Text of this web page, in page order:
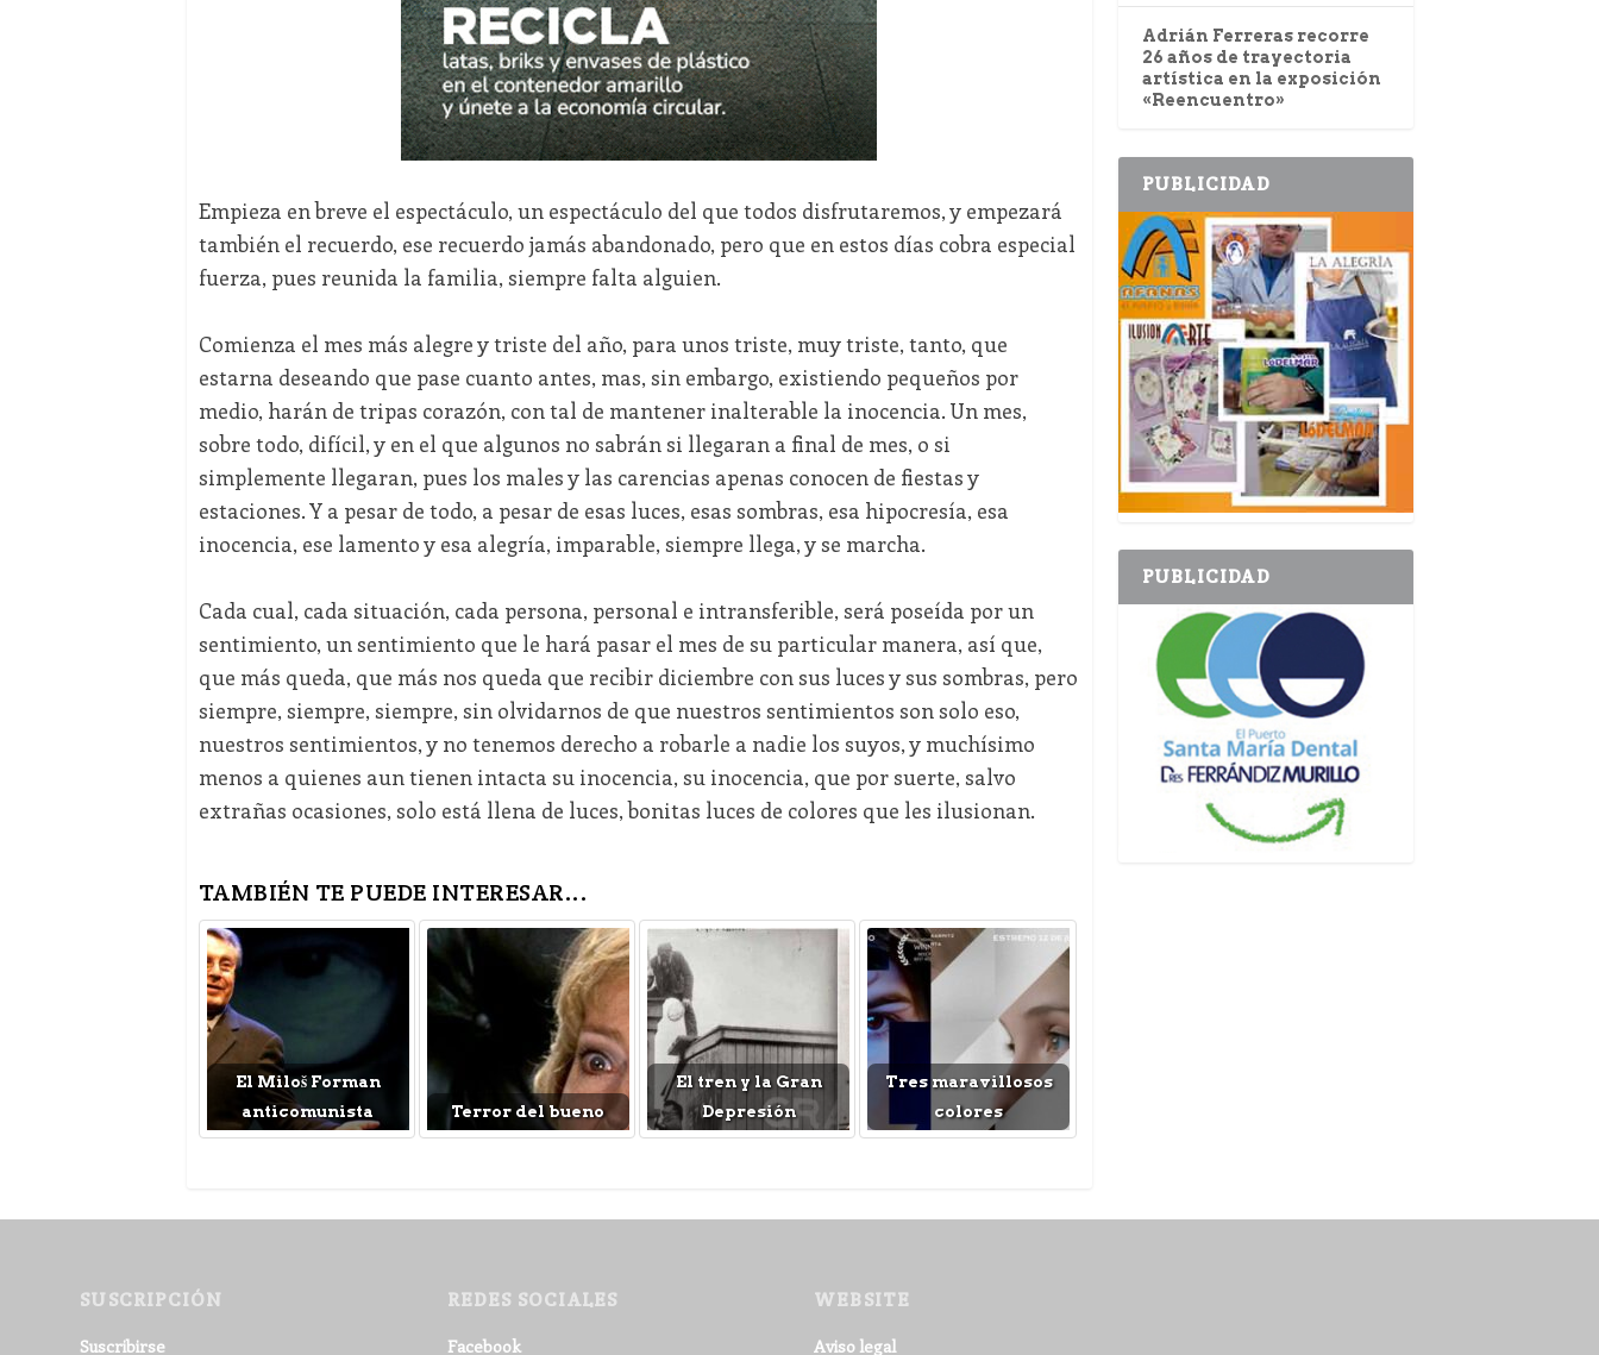
Empieza en breve el espectáculo, un espectáculo del que todos disfrutaremos, y empezará
también el recuerdo, ese recuerdo jamás abandonado, pero que en estos días cobra especial
fuerza, pues reunida la familia, siempre falta alguien.
Comienza el mes más alegre y triste del año, para unos triste, muy triste, tanto, que
estarna deseando que pase cuanto antes, mas, sin embargo, existiendo pequeños por
medio, harán de tripas corazón, con tal de mantener inalterable la inocencia. Un mes,
sobre todo, difícil, y en el que algunos no sabrán si llegaran a final de mes, o si
simplemente llegaran, pues los males y las carencias apenas conocen de fiestas y
estaciones. Y a pesar de todo, a pesar de esas luces, esas sombras, esa hipocresía, esa
inocencia, ese lamento y esa alegría, imparable, siempre llega, y se marcha.
Cada cual, cada situación, cada persona, personal e intransferible, será poseída por un
sentimiento, un sentimiento que le hará pasar el mes de su particular manera, así que,
que más queda, que más nos queda que recibir diciembre con sus luces y sus sombras, pero
siempre, siempre, siempre, sin olvidarnos de que nuestros sentimientos son solo eso,
nuestros sentimientos, y no tenemos derecho a robarle a nadie los suyos, y muchísimo
menos a quienes aun tienen intacta su inocencia, su inocencia, que por suerte, salvo
extrañas ocasiones, solo está llena de luces, bonitas luces de colores que les ilusionan.
TAMBIÉN TE PUEDE INTERESAR...
El Miloš Forman
anticomunista
Terror del bueno
El tren y la Gran
Depresión
Tres maravillosos
colores
Adrián Ferreras recorre
26 años de trayectoria
artística en la exposición
«Reencuentro»
PUBLICIDAD
PUBLICIDAD
SUSCRIPCIÓN
Suscribirse
REDES SOCIALES
Facebook
WEBSITE
Aviso legal